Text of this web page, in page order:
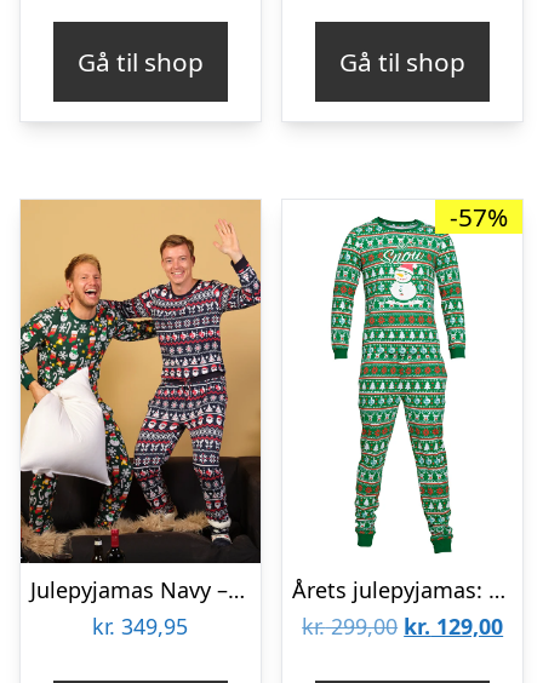
kr. 349,95.kr. 249,00.
Gå til shop
kr. 349,95.kr.
Gå til shop
Julepyjamas Navy – herre / mænd.
kr. 349,95
-57%
Årets julepyjamas: Let It Snow Pyjamas – Børn.
kr.299,00 Den
kr. 129,00Den